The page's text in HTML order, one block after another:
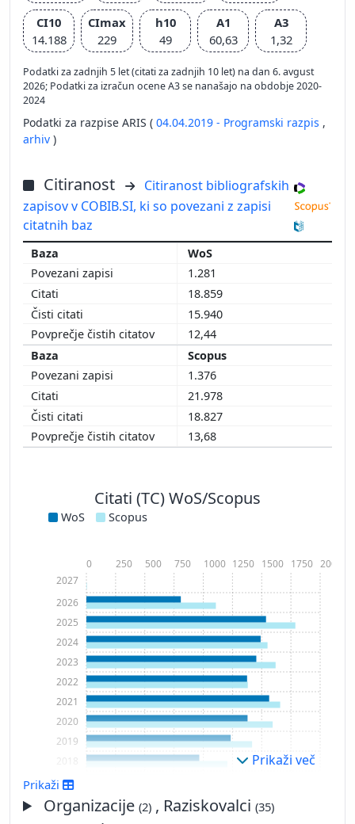
CI10
14.188
CImax
229
h10
49
A1
60,63
A3
1,32
Podatki za zadnjih 5 let (citati za zadnjih 10 let) na dan 6. avgust
2026; Podatki za izračun ocene A3 se nanašajo na obdobje 2020-
2024
Podatki za razpise ARIS ( 04.04.2019 - Programski razpis ,
arhiv )
Citiranost
Citiranost bibliografskih
zapisov v COBIB.SI, ki so povezani z zapisi
citatnih baz
WoS
1.281
18.859
15.940
12,44
Scopus
1.376
21.978
18.827
13,68
Citati (TC) WoS/Scopus
WoS Scopus
2016
2017
2019
2020
2021
2022
2023
2024
2025
2026
2027
0 250 500 750 1000 1250 1500 1750 2000
Prikaži več
Prikaži
Organizacije(2) , Raziskovalci(35)